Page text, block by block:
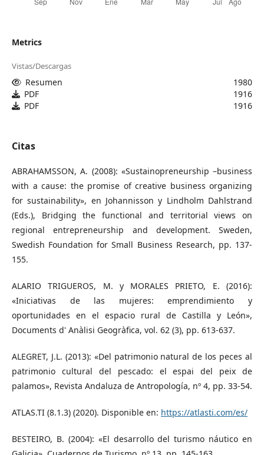
Metrics
Vistas/Descargas
Resumen
1980
PDF
1916
PDF
1916
Citas
ABRAHAMSSON, A. (2008): «Sustainopreneurship –business
with a cause: the promise of creative business organizing
for sustainability», en Johannisson y Lindholm Dahlstrand
(Eds.), Bridging the functional and territorial views on
regional entrepreneurship and development. Sweden,
Swedish Foundation for Small Business Research, pp. 137-
155.
ALARIO TRIGUEROS, M. y MORALES PRIETO, E. (2016):
«Iniciativas de las mujeres: emprendimiento y
oportunidades en el espacio rural de Castilla y León»,
Documents d' Anàlisi Geogràfica, vol. 62 (3), pp. 613-637.
ALEGRET, J.L. (2013): «Del patrimonio natural de los peces al
patrimonio cultural del pescado: el espai del peix de
palamos», Revista Andaluza de Antropología, nº 4, pp. 33-54.
ATLAS.TI (8.1.3) (2020). Disponible en: https://atlasti.com/es/
BESTEIRO, B. (2004): «El desarrollo del turismo náutico en